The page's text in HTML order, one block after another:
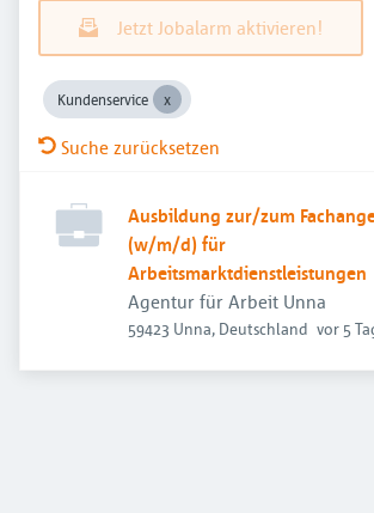
Jetzt Jobalarm aktivieren!
Kundenservice
Suche zurücksetzen
Ausbildung zur/zum
(w/m/d) für
Arbeitsmarktdienstleistungen
Agentur für Arbeit Unna
59423 Unna, Deutschland vor 5